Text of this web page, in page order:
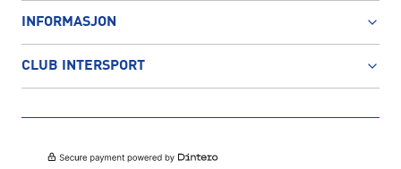
INFORMASJON
CLUB INTERSPORT